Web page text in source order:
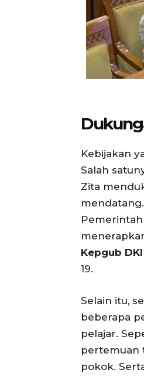
Kebijakan
Salah
Zita
Kepgub
19.
Selain itu,
beberapa
pelajar.
pertemuan
pokok.